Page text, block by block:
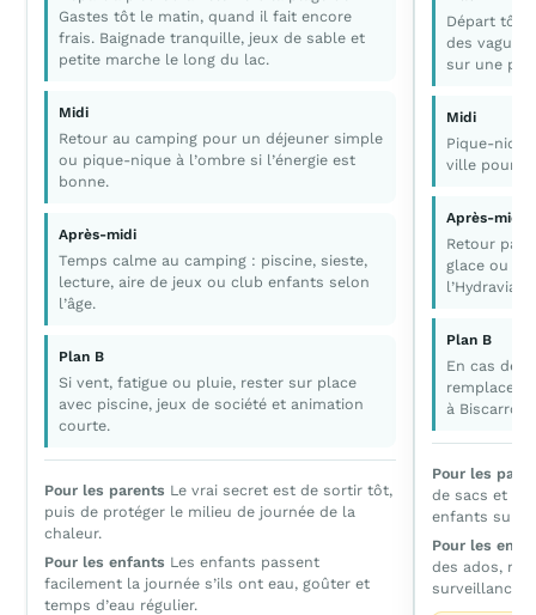
Gastes tôt le matin, quand il fait encore
frais. Baignade tranquille, jeux de sable et
petite marche le long du lac.
Midi
Retour au camping pour un déjeuner simple
ou pique-nique à l’ombre si l’énergie est
bonne.
Après-midi
Temps calme au camping : piscine, sieste,
lecture, aire de jeux ou club enfants selon
l’âge.
Plan B
Si vent, fatigue ou pluie, rester sur place
avec piscine, jeux de société et animation
courte.
Pour les parents Le vrai secret est de sortir tôt,
puis de protéger le milieu de journée de la
chaleur.
Pour les enfants Les enfants passent
facilement la journée s’ils ont eau, goûter et
temps d’eau régulier.
Départ tôt
des
sur une
Midi
Pique-
ville pour
Après-midi
Retour par
glace ou
Plan B
En cas de
remplacer
à
Pour les
de sacs et
enfants
Pour les
des ados,
surveillance